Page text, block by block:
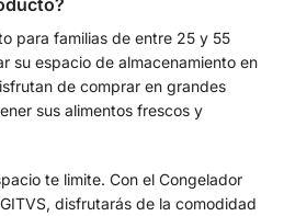
para familias de entre 25 y 55
su espacio de almacenamiento en
de comprar en grandes
sus alimentos frescos y
te limite. Con el Congelador
disfrutarás de la comodidad